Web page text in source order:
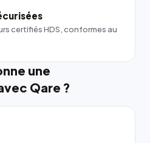
certifiés HDS, conformes au
une
Qare ?